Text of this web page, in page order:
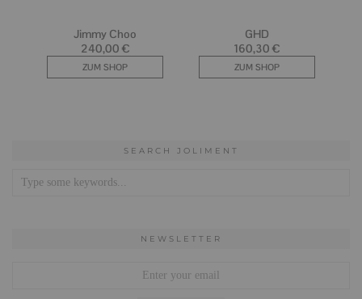
SEARCH JOLIMENT
NEWSLETTER